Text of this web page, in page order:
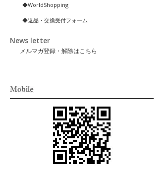
◆WorldShopping
◆返品・交換受付フォーム
News letter
メルマガ登録・解除はこちら